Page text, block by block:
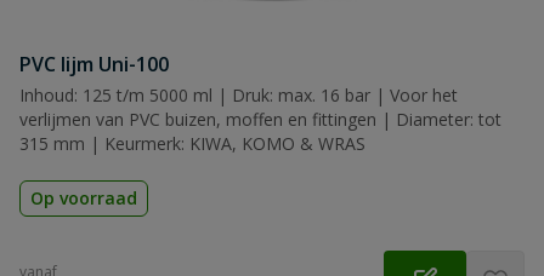
PVC lijm Uni-100
Inhoud: 125 t/m 5000 ml | Druk: max. 16 bar | Voor het
verlijmen van PVC buizen, moffen en fittingen | Diameter: tot
315 mm | Keurmerk: KIWA, KOMO & WRAS
Op voorraad
vanaf